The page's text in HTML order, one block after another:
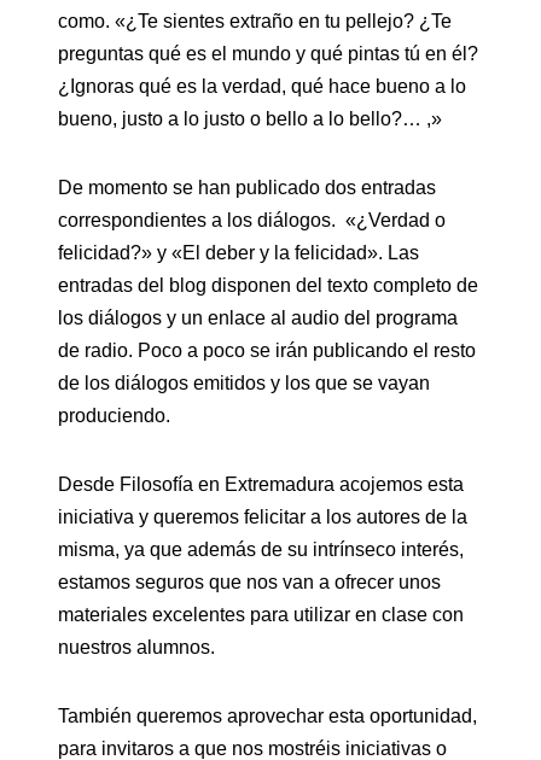
como. «¿Te sientes extraño en tu pellejo? ¿Te
preguntas qué es el mundo y qué pintas tú en él?
¿Ignoras qué es la verdad, qué hace bueno a lo
bueno, justo a lo justo o bello a lo bello?… ,»
De momento se han publicado dos entradas
correspondientes a los diálogos. «¿Verdad o
felicidad?» y «El deber y la felicidad». Las
entradas del blog disponen del texto completo de
los diálogos y un enlace al audio del programa
de radio. Poco a poco se irán publicando el resto
de los diálogos emitidos y los que se vayan
produciendo.
Desde Filosofía en Extremadura acojemos esta
iniciativa y queremos felicitar a los autores de la
misma, ya que además de su intrínseco interés,
estamos seguros que nos van a ofrecer unos
materiales excelentes para utilizar en clase con
nuestros alumnos.
También queremos aprovechar esta oportunidad,
para invitaros a que nos mostréis iniciativas o